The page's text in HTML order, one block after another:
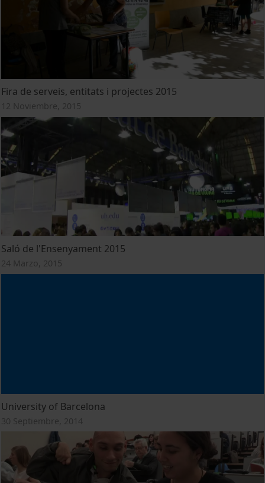
Fira de serveis, entitats i projectes 2015
12 Noviembre, 2015
Saló de l'Ensenyament 2015
24 Marzo, 2015
University of Barcelona
30 Septiembre, 2014